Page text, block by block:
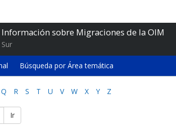
sobre Migraciones de la OIM
Búsqueda por Área temática
Q R S T U V W X Y Z
Ir